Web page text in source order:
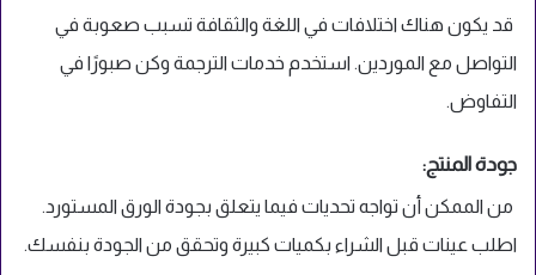
قد يكون هناك اختلافات في اللغة والثقافة تسبب صعوبة في
التواصل مع الموردين. استخدم خدمات الترجمة وكن صبورًا في
التفاوض.
جودة المنتج:
من الممكن أن تواجه تحديات فيما يتعلق بجودة الورق المستورد.
اطلب عينات قبل الشراء بكميات كبيرة وتحقق من الجودة بنفسك.